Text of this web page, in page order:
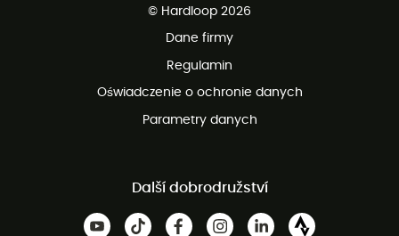
100 dni na bezpłatny zwrot
© Hardloop 2026
Dane firmy
Regulamin
Oświadczenie o ochronie danych
Parametry danych
Další dobrodružství